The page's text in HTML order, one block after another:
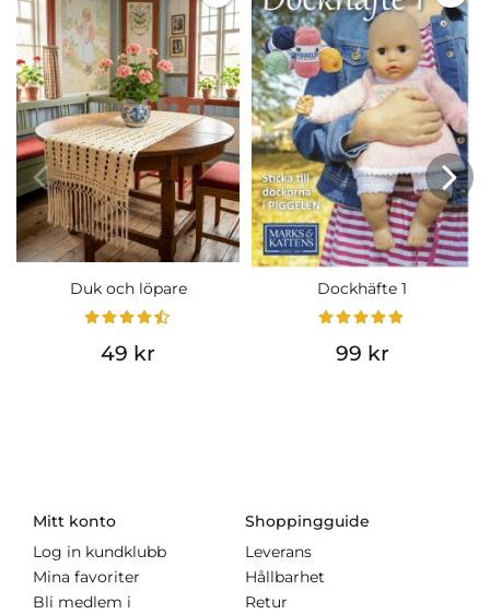
Duk och löpare
49 kr
Dockhäfte 1
99 kr
Mitt konto
Log in kundklubb
Mina favoriter
Bli medlem i
Shoppingguide
Leverans
Hållbarhet
Retur